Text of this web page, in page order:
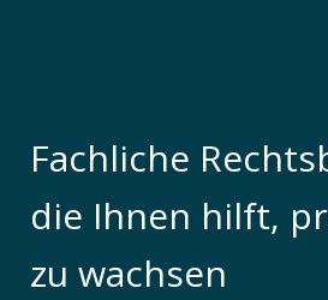
Fachliche
die Ihnen hilft,
zu wachsen